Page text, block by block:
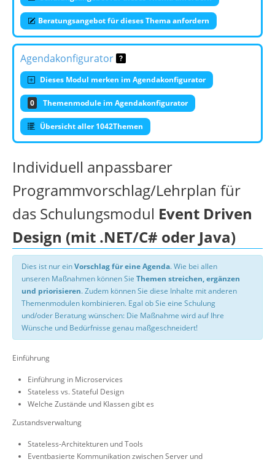
Beratungsangebot für dieses Thema anfordern
Agendakonfigurator
Dieses Modul merken im Agendakonfigurator
0 Themenmodule im Agendakonfigurator
Übersicht aller 1042Themen
Individuell anpassbarer
Programmvorschlag/Lehrplan für
das Schulungsmodul Event Driven
Design (mit .NET/C# oder Java)
Dies ist nur einVorschlag für eine Agenda. Wie bei allen
unseren Maßnahmen können Sie Themen streichen, ergänzen
und priorisieren. Zudem können Sie diese Inhalte mit anderen
Themenmodulen kombinieren. Egal ob Sie eine Schulung
und/oder Beratung wünschen: Die Maßnahme wird auf Ihre
Wünsche und Bedürfnisse genau maßgeschneidert!
Einführung
Einführung in Microservices
Stateless vs. Stateful Design
Welche Zustände und Klassen gibt es
Zustandsverwaltung
Stateless-Architekturen und Tools
Eventbasierte Kommunikation zwischen Server und